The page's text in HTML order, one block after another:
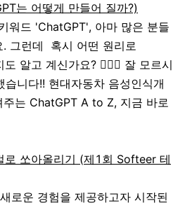
는 어떻게 만들어 질까?)
워드 'ChatGPT', 아마 많은 분들
. 그런데 혹시 어떤 원리로
알고 계신가요? 💁🏻‍♂️ 잘 모르시
습니다!! 현대자동차 음성인식개
는 ChatGPT A to Z, 지금 바로
쏘아올리기 (제 1 회 Softeer 테
로운 경험을 제공하고자 시작된